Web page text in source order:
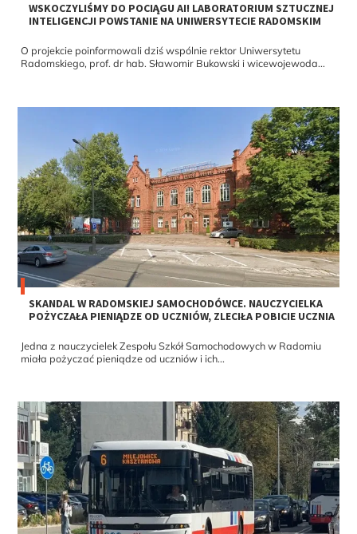
WSKOCZYLIŚMY DO POCIĄGU AI! LABORATORIUM SZTUCZNEJ
INTELIGENCJI POWSTANIE NA UNIWERSYTECIE RADOMSKIM
O projekcie poinformowali dziś wspólnie rektor Uniwersytetu
Radomskiego, prof. dr hab. Sławomir Bukowski i wicewojewoda...
SKANDAL W RADOMSKIEJ SAMOCHODÓWCE. NAUCZYCIELKA
POŻYCZAŁA PIENIĄDZE OD UCZNIÓW, ZLECIŁA POBICIE UCZNIA
Jedna z nauczycielek Zespołu Szkół Samochodowych w Radomiu
miała pożyczać pieniądze od uczniów i ich...